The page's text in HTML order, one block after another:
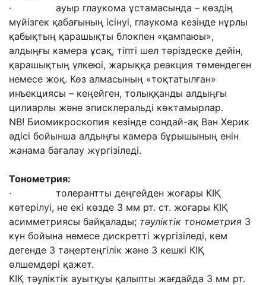
· ауыр глаукома ұстамасында – көздің
мүйізгек қабағының ісінуі, глаукома кезінде нұрлы
қабықтың қарашықты блокпен «қампаюы»,
алдыңғы камера ұсақ, тіпті шел тәріздеске дейін,
қарашықтың үлкеюі, жарыққа реакция төмендеген
немесе жоқ. Көз алмасының «тоқтатылған»
инъекциясы – кеңейген, толыққанды алдыңғы
цилиарлы және эписклеральді көктамырлар.
NB! Биомикроскопия кезінде сондай-ақ Ван Херик
әдісі бойынша алдыңғы камера бұрышының енін
жанама бағалау жүргізіледі.
Тонометрия:
· толерантты деңгейден жоғары КІҚ
көтерілуі, не екі көзде 3 мм рт. ст. жоғары КІҚ
асимметриясы байқалады; тәуліктік тонометрия 3
күн бойына немесе дискретті жүргізіледі, кем
дегенде 3 таңертеңгілік және 3 кешкі КІҚ
өлшемдері қажет.
КІҚ тәуліктік ауытқуы қалыпты жағдайда 3 мм рт.